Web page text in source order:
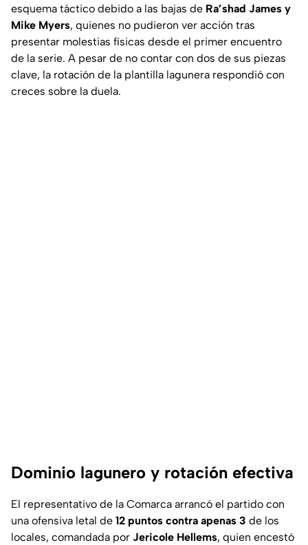
esquema táctico debido a las bajas de Ra’shad James y
Mike Myers, quienes no pudieron ver acción tras
presentar molestias físicas desde el primer encuentro
de la serie. A pesar de no contar con dos de sus piezas
clave, la rotación de la plantilla lagunera respondió con
creces sobre la duela.
Dominio lagunero y rotación efectiva
El representativo de la Comarca arrancó el partido con
una ofensiva letal de 12 puntos contra apenas 3 de los
locales, comandada por Jericole Hellems, quien encestó